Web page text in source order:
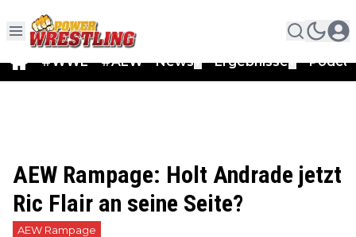
#WWE #AEW News Ergebnisse
AEW Rampage: Holt Andrade jetzt
Ric Flair an seine Seite?
AEW Rampage